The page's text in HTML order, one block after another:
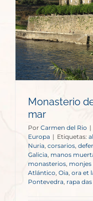
Monasterio
mar
Por Carmen del Rio |
Europa | Etiquetas:
Nuria, corsarios
Galicia manos
monasterios, monjes
Atlántico Oia, ora et
Pontevedra rapa